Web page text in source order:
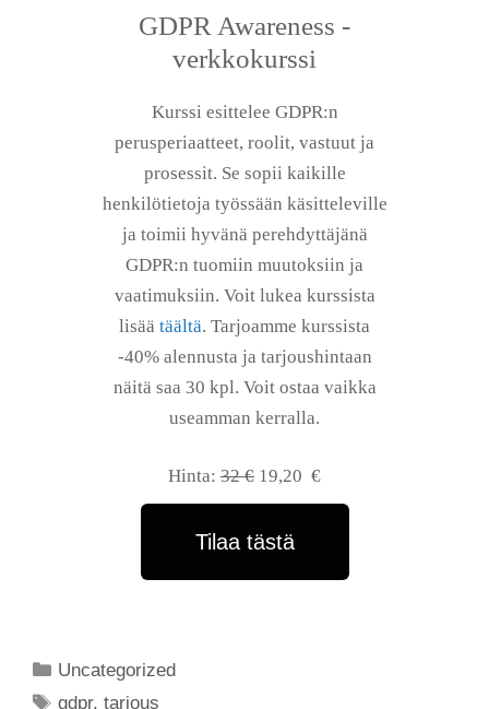
GDPR Awareness -
verkkokurssi
Kurssi esittelee GDPR:n
perusperiaatteet, roolit, vastuut ja
prosessit. Se sopii kaikille
henkilötietoja työssään käsitteleville
ja toimii hyvänä perehdyttäjänä
GDPR:n tuomiin muutoksiin ja
vaatimuksiin. Voit lukea kurssista
lisää täältä. Tarjoamme kurssista
-40% alennusta ja tarjoushintaan
näitä saa 30 kpl. Voit ostaa vaikka
useamman kerralla.
Hinta: 32 € 19,20 €
Tilaa tästä
Uncategorized
gdpr,tarjous